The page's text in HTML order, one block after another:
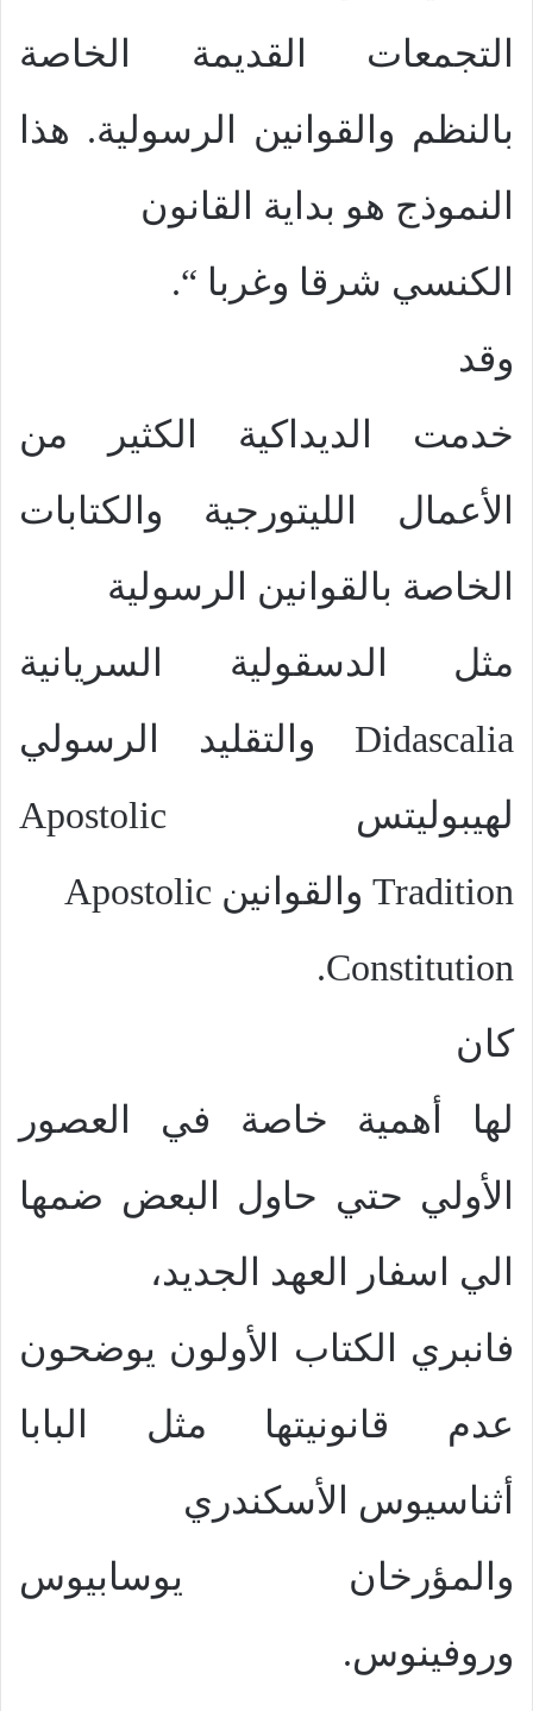
التجمعات القديمة الخاصة
بالنظم والقوانين الرسولية. هذا
النموذج هو بداية القانون
الكنسي شرقا وغربا “.
وقد
خدمت الديداكية الكثير من
الأعمال الليتورجية والكتابات
الخاصة بالقوانين الرسولية
مثل الدسقولية السريانية
Didascalia والتقليد الرسولي
لهيبوليتس Apostolic
Tradition والقوانين Apostolic
Constitution
.
كان
لها أهمية خاصة في العصور
الأولي حتي حاول البعض ضمها
الي اسفار العهد الجديد،
فانبري الكتاب الأولون يوضحون
عدم قانونيتها مثل البابا
أثناسيوس الأسكندري
والمؤرخان يوسابيوس
وروفينوس.